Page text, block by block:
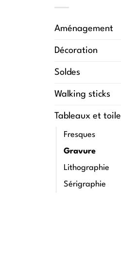
Aménagement
Décoration
Soldes
Walking sticks
Tableaux et
Fresques
Gravure
Lithographie
Sérigraphie